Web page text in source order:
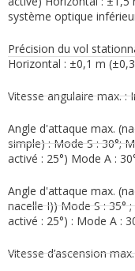
système optique
Précision du vol
Horizontal : ±0,1 m
Vitesse angulaire max. :
Angle d'attaque max.
simple) : Mode S : 30°;
activé : 25°) Mode A :
Angle d'attaque max.
nacelle I)) Mode S : 35°
activé : 25°) : Mode A :
Vitesse d’ascension